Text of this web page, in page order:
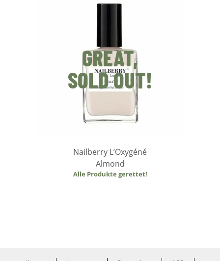
GREAT,
SOLD OUT!
Nailberry L’Oxygéné
Almond
Alle Produkte gerettet!